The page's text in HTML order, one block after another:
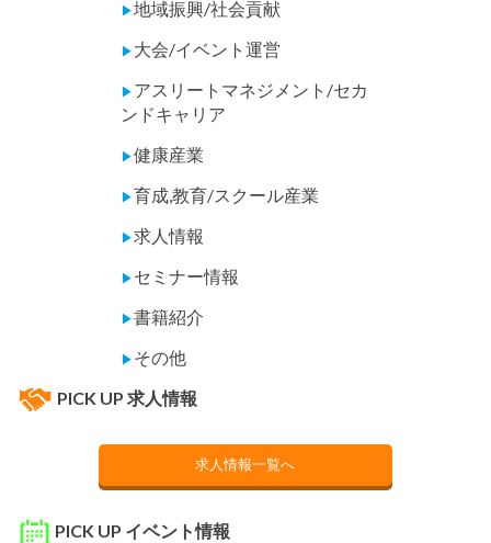
▶地域振興/社会貢献
▶ 大会/イベント運営
▶ アスリートマネジメント/セカ
ンドキャリア
▶健康産業
▶育成,教育/スクール産業
▶求人情報
▶ セミナー情報
▶書籍紹介
▶ その他
PICK UP 求人情報
求人情報一覧へ
PICK UP イベント情報